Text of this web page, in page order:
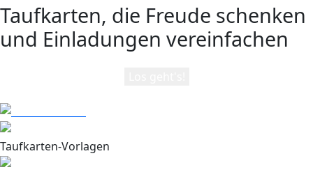
Taufkarten, die Freude schenken
und Einladungen vereinfachen
Taufkarten-Vorlagen